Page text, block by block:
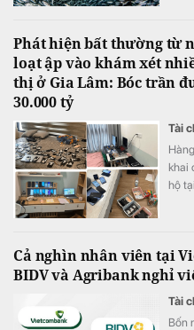
Phát hiện bất thường từ
loạt ập vào khám xét
thị ở Gia Lâm: Bóc trần
30.000 tỷ
Tài
khai
hộ
Cả nghìn nhân viên tại
BIDV và Agribank nghỉ
Tài
Bốn